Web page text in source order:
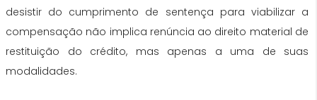
desistir do cumprimento de sentença para viabilizar a
compensação não implica renúncia ao direito material de
restituição do crédito, mas apenas a uma de suas
modalidades.